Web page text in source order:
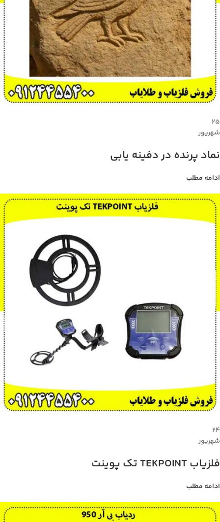
۲۵
شهریور
نماد پرنده در دفینه یابی
ادامه مطلب
۲۴
شهریور
فلزیاب TEKPOINT تک پوینت
ادامه مطلب